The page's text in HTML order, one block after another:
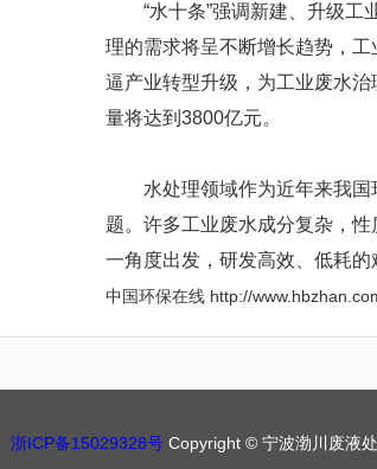
“水十条”强调新建、升级工
理的需求将呈不断增长趋势，
逼产业转型升级，为工业废水
量将达到3800亿元。
水处理领域作为近年来我国
题。许多工业废水成分复杂，
一角度出发，研发高效、低耗的
中国环保在线 http://
浙ICP备15029328号 Copyright © 宁波渤川废液